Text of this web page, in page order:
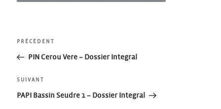
Navigation
l’article
Article
précédent
PRÉCÉDENT
PIN Cerou Vere – Dossier Integral
Article
suivant
SUIVANT
PAPI Bassin Seudre 1 – Dossier Integral